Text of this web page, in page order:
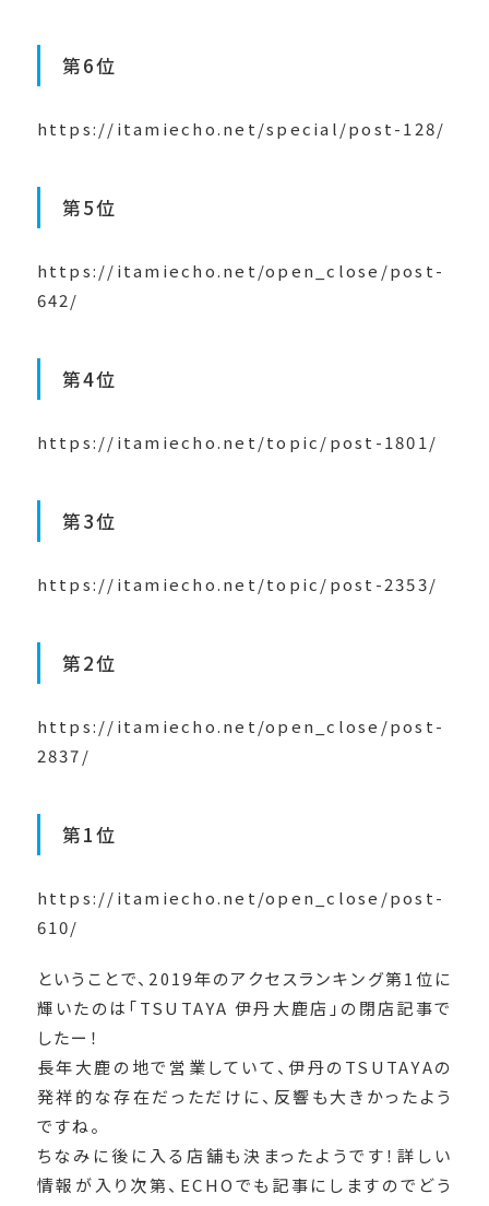
第6位
https://itamiecho.net/special/post-128/
第5位
https://itamiecho.net/open_close/post-
642/
第4位
https://itamiecho.net/topic/post-1801/
第3位
https://itamiecho.net/topic/post-2353/
第2位
https://itamiecho.net/open_close/post-
2837/
第1位
https://itamiecho.net/open_close/post-
610/
ということで、2019年のアクセスランキング第1位に
輝いたのは「TSUTAYA 伊丹大鹿店」の閉店記事で
したー！
長年大鹿の地で営業していて、伊丹のTSUTAYAの
発祥的な存在だっただけに、反響も大きかったよう
ですね。
ちなみに後に入る店舗も決まったようです！詳しい
情報が入り次第、ECHOでも記事にしますのでどう